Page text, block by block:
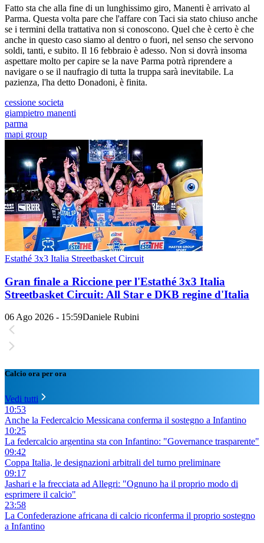
Fatto sta che alla fine di un lunghissimo giro, Manenti è arrivato al
Parma. Questa volta pare che l'affare con Taci sia stato chiuso anche
se i termini della trattativa non si conoscono. Quel che è certo è che
anche in questo caso siamo al dentro o fuori, nel senso che servono
soldi, tanti, e subito. Il 16 febbraio è adesso. Non si dovrà insoma
aspettare molto per capire se la nave Parma potrà riprendere a
navigare o se il naufragio di tutta la truppa sarà inevitabile. La
pazienza, l'ha detto Donadoni, è finita.
cessione societa
giampietro manenti
parma
mapi group
Estathé 3x3 Italia Streetbasket Circuit
Gran finale a Riccione per l'Estathé 3x3 Italia
Streetbasket Circuit: All Star e DKB regine d'Italia
06 Ago 2026 - 15:59Daniele Rubini
Calcio ora per ora
Vedi tutti
10:53
Anche la Federcalcio Messicana conferma il sostegno a Infantino
10:25
La federcalcio argentina sta con Infantino: "Governance trasparente"
09:42
Coppa Italia, le designazioni arbitrali del turno preliminare
09:17
Jashari e la frecciata ad Allegri: "Ognuno ha il proprio modo di
esprimere il calcio"
23:58
La Confederazione africana di calcio riconferma il proprio sostegno
a Infantino